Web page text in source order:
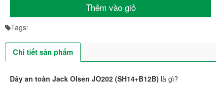
Thêm vào giỏ
Tags:
Chi tiết sản phẩm
Dây an toàn Jack Olsen JO202 (SH14+B12B) là gì?